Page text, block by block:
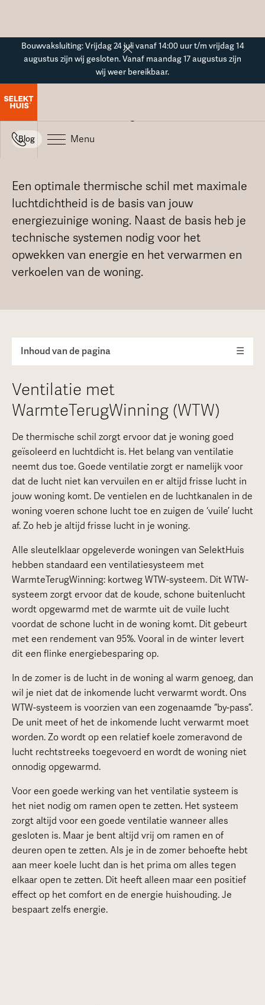
Bouwvaksluiting: Vrijdag 24 juli vanaf 14:00 uur t/m vrijdag 14
augustus zijn wij gesloten. Vanaf maandag 17 augustus zijn
wij weer bereikbaar.
Menu
Blogoverzicht
Technische systemen
Blog
Een optimale thermische schil met maximale
luchtdichtheid is de basis van jouw
energiezuinige woning. Naast de basis heb je
technische systemen nodig voor het
opwekken van energie en het verwarmen en
verkoelen van de woning.
Inhoud van de pagina ☰
Ventilatie met
WarmteTerugWinning (WTW)
De thermische schil zorgt ervoor dat je woning goed
geïsoleerd en luchtdicht is. Het belang van ventilatie
neemt dus toe. Goede ventilatie zorgt er namelijk voor
dat de lucht niet kan vervuilen en er altijd frisse lucht in
jouw woning komt. De ventielen en de luchtkanalen in de
woning voeren schone lucht toe en zuigen de ‘vuile’ lucht
af. Zo heb je altijd frisse lucht in je woning.
Alle sleutelklaar opgeleverde woningen van SelektHuis
hebben standaard een ventilatiesysteem met
WarmteTerugWinning: kortweg WTW-systeem. Dit WTW-
systeem zorgt ervoor dat de koude, schone buitenlucht
wordt opgewarmd met de warmte uit de vuile lucht
voordat de schone lucht in de woning komt. Dit gebeurt
met een rendement van 95%. Vooral in de winter levert
dit een flinke energiebesparing op.
In de zomer is de lucht in de woning al warm genoeg, dan
wil je niet dat de inkomende lucht verwarmt wordt. Ons
WTW-systeem is voorzien van een zogenaamde “by-pass”.
De unit meet of het de inkomende lucht verwarmt moet
worden. Zo wordt op een relatief koele zomeravond de
lucht rechtstreeks toegevoerd en wordt de woning niet
onnodig opgewarmd.
Voor een goede werking van het ventilatie systeem is
het niet nodig om ramen open te zetten. Het systeem
zorgt altijd voor een goede ventilatie wanneer alles
gesloten is. Maar je bent altijd vrij om ramen en of
deuren open te zetten. Als je in de zomer behoefte hebt
aan meer koele lucht dan is het prima om alles tegen
elkaar open te zetten. Dit heeft alleen maar een positief
effect op het comfort en de energie huishouding. Je
bespaart zelfs energie.